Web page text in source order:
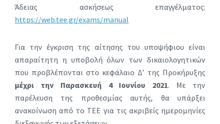
Άδειας ασκήσεως επαγγέλματος:
https://web.tee.gr/exams/manual
Για την έγκριση της αίτησης του υποψήφιου είναι
απαραίτητη η υποβολή όλων των δικαιολογητικών
που προβλέπονται στο κεφάλαιο Δ’ της Προκήρυξης
μέχρι την Παρασκευή 4 Ιουνίου 2021. Με την
παρέλευση της προθεσμίας αυτής, θα υπάρξει
ανακοίνωση από το ΤΕΕ για τις ακριβείς ημερομηνίες